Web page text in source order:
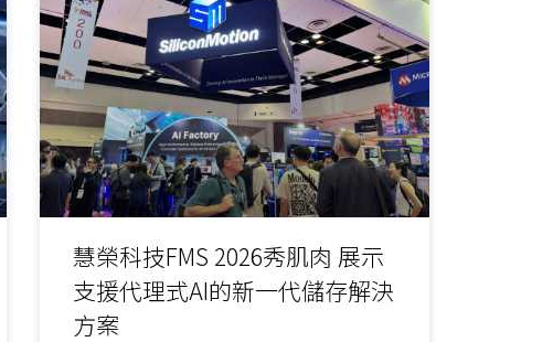
慧榮科技FMS 2026秀肌肉 展示
支援代理式AI的新一代儲存解決
方案